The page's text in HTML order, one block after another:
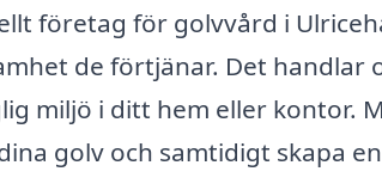
företag för golvvård i
de förtjänar. Det handlar
miljö i ditt hem eller kontor.
golv och samtidigt skapa